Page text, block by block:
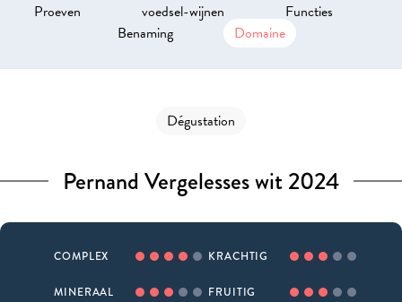
Proeven voedsel-wijnen
Functies
Benaming
Domaine
Dégustation
Pernand Vergelesses wit 2024
COMPLEX KRACHTIG
MINERAAL FRUITIG